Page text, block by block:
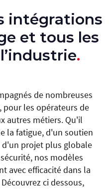
avec le soutien
de poste.
qui les rend
dans un entrepôt, un
ou sur un site de
à votre
intégrations
et tous les
.
de nombreuses
pour les opérateurs de
autres métiers. Qu'il
la fatigue, d'un soutien
projet plus globale
nos modèles
avec efficacité dans la
ci dessous,